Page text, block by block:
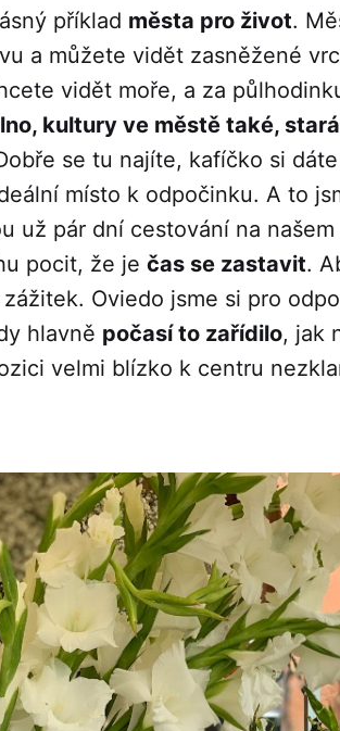
příklad města pro život.
a můžete vidět zasněžené
vidět moře, a za
kultury ve městě také,
se tu najíte, kafíčko si
místo k odpočinku. A to
už pár dní cestování na
pocit, že je čas se zastavit.
Oviedo jsme si pro
hlavně počasí to zařídilo, jak
velmi blízko k centru